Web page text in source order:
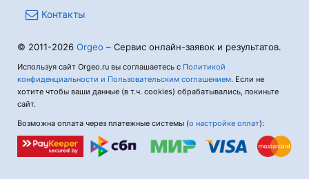
Контакты
© 2011-2026 Orgeo – Сервис онлайн-заявок и результатов.
Используя сайт Orgeo.ru вы соглашаетесь с Политикой
конфиденциальности и Пользовательским соглашением. Если не
хотите чтобы ваши данные (в т.ч. cookies) обрабатывались, покиньте
сайт.
Возможна оплата через платежные системы (о настройке оплат):